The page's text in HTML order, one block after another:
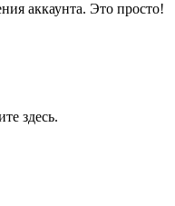
аккаунта. Это просто!
здесь.